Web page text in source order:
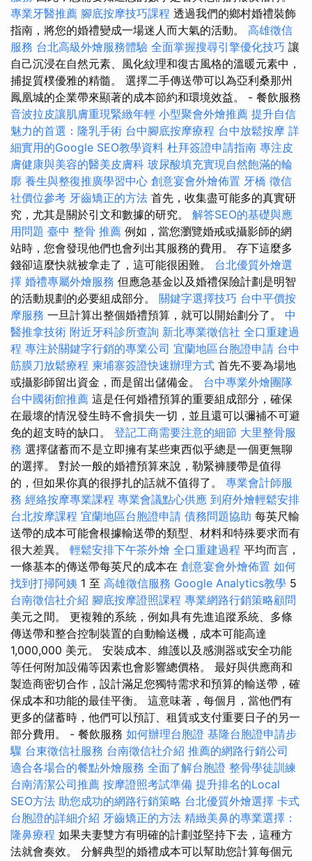
專業牙醫推薦 腳底按摩技巧課程 透過我們的鄉村婚禮裝飾
指南，將您的婚禮變成一場迷人而大氣的活動。 高雄徵信
服務 台北高級外燴服務體驗 全面掌握搜尋引擎優化技巧 讓
自己沉浸在自然元素、風化紋理和復古風格的溫暖元素中，
捕捉質樸優雅的精髓。 選擇二手傳送帶可以為亞利桑那州
鳳凰城的企業帶來顯著的成本節約和環境效益。 - 餐飲服務
音波拉皮讓肌膚重現緊緻年輕 小型聚會外燴推薦 提升自信
魅力的首選：隆乳手術 台中腳底按摩療程 台中放鬆按摩 詳
細實用的Google SEO教學資料 杜拜簽證申請指南 專注皮
膚健康與美容的醫美皮膚科 玻尿酸填充實現自然飽滿的輪
廓 養生與整復推廣學習中心 創意宴會外燴佈置 牙橋 徵信
社價位參考 牙齒矯正的方法 首先，收集盡可能多的真實研
究，尤其是關於引文和數據的研究。 解答SEO的基礎與應
用問題 臺中 整骨 推薦 例如，當您瀏覽婚戒或攝影師的網
站時，您會發現他們也會列出其服務的費用。 存下這麼多
錢卻這麼快就被拿走了，這可能很困難。 台北優質外燴選
擇 婚禮專屬外燴服務 但應急基金以及婚禮保險計劃是明智
的活動規劃的必要組成部分。 關鍵字選擇技巧 台中平價按
摩服務 一旦計算出整個婚禮預算，就可以開始劃分了。 中
醫推拿技術 附近牙科診所查詢 新北專業徵信社 全口重建過
程 專注於關鍵字行銷的專業公司 宜蘭地區台胞證申請 台中
筋膜刀放鬆療程 柬埔寨簽證快速辦理方式 首先不要為場地
或攝影師留出資金，而是留出儲備金。 台中專業外燴團隊
台中國術館推薦 這是任何婚禮預算的重要組成部分，確保
在最壞的情況發生時不會損失一切，並且還可以彌補不可避
免的超支時的缺口。 登記工商需要注意的細節 大里整骨服
務 選擇儲蓄而不是立即擁有某些東西似乎總是一個更無聊
的選擇。 對於一般的婚禮預算來說，勒緊褲腰帶是值得
的，但如果你真的很掙扎的話就不值得了。 專業會計師服
務 經絡按摩專業課程 專業會議點心供應 到府外燴輕鬆安排
台北按摩課程 宜蘭地區台胞證申請 債務問題協助 每英尺輸
送帶的成本可能會根據輸送帶的類型、材料和特殊要求而有
很大差異。 輕鬆安排下午茶外燴 全口重建過程 平均而言，
一條基本的傳送帶每英尺的成本在 創意宴會外燴佈置 如何
找到打掃阿姨 1 至 高雄徵信服務 Google Analytics教學 5
台南徵信社介紹 腳底按摩證照課程 專業網路行銷策略顧問
美元之間。 更複雜的系統，例如具有先進追蹤系統、多條
傳送帶和整合控制裝置的自動輸送機，成本可能高達
1,000,000 美元。 安裝成本、維護以及感測器或安全功能
等任何附加設備等因素也會影響總價格。 最好與供應商和
製造商密切合作，設計滿足您獨特需求和預算的輸送帶，確
保成本和功能的最佳平衡。 這意味著，每個月，當他們有
更多的儲蓄時，他們可以預訂、租賃或支付重要日子的另一
部分費用。 - 餐飲服務 如何辦理台胞證 基隆台胞證申請步
驟 台東徵信社服務 台南徵信社介紹 推薦的網路行銷公司
適合各場合的餐點外燴服務 全面了解台胞證 整骨學徒訓練
台南清潔公司推薦 按摩證照考試準備 提升排名的Local
SEO方法 助您成功的網路行銷策略 台北優質外燴選擇 卡式
台胞證的詳細介紹 牙齒矯正的方法 精緻美鼻的專業選擇：
隆鼻療程 如果夫妻雙方有明確的計劃並堅持下去，這種方
法就會奏效。 分解典型的婚禮成本可以幫助您計算每個元